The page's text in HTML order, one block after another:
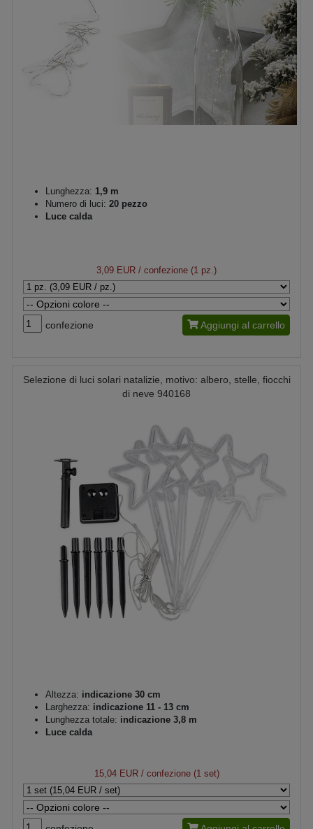
Lunghezza: 1,9 m
Numero di luci: 20 pezzo
Luce calda
3,09 EUR / confezione (1 pz.)
confezione Aggiungi al carrello
Selezione di luci solari natalizie, motivo: albero, stelle, fiocchi
di neve 940168
Altezza: indicazione 30 cm
Larghezza: indicazione 11 - 13 cm
Lunghezza totale: indicazione 3,8 m
Luce calda
15,04 EUR/ confezione (1 set)